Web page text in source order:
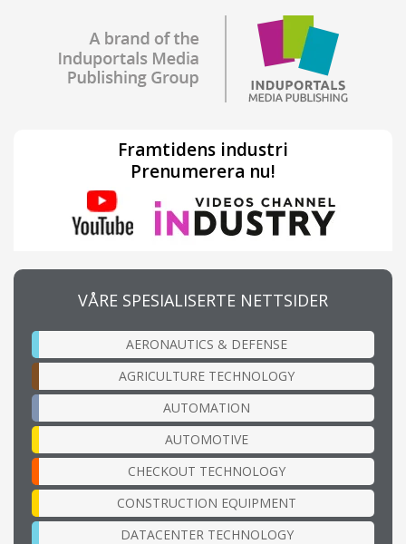
Framtidens industri
Prenumerera nu!
VÅRE SPESIALISERTE NETTSIDER
AERONAUTICS & DEFENSE
AGRICULTURE TECHNOLOGY
AUTOMATION
AUTOMOTIVE
CHECKOUT TECHNOLOGY
CONSTRUCTION EQUIPMENT
DATACENTER TECHNOLOGY